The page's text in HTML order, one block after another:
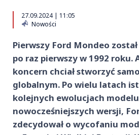
27.09.2024 | 11:05
Nowości
Pierwszy Ford Mondeo
po raz pierwszy w 1992 roku.
koncern chciał stworzyć
globalnym. Po wielu latach
kolejnych ewolucjach
nowocześniejszych wersji,
zdecydował o wycofaniu